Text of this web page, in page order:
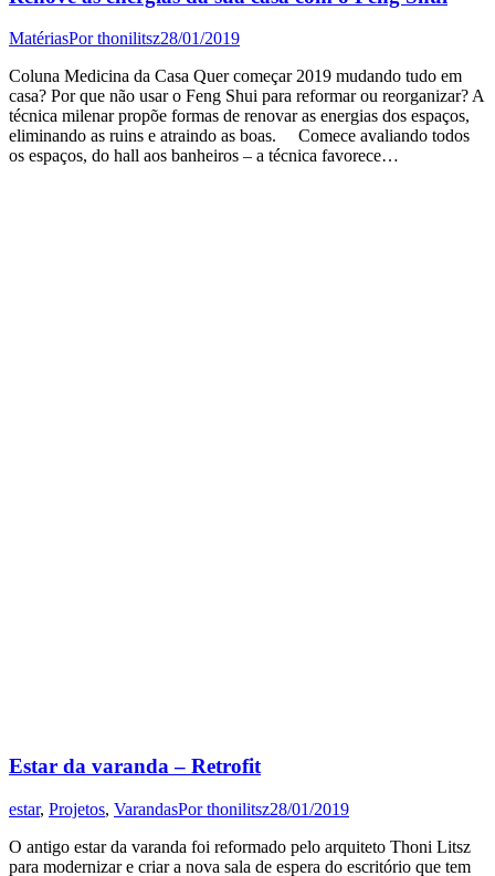
MatériasPorthonilitsz28/01/2019
Coluna Medicina da Casa Quer começar 2019 mudando tudo em
casa? Por que não usar o Feng Shui para reformar ou reorganizar? A
técnica milenar propõe formas de renovar as energias dos espaços,
eliminando as ruins e atraindo as boas. Comece avaliando todos
os espaços, do hall aos banheiros – a técnica favorece…
Estar da varanda – Retrofit
estar, Projetos, VarandasPorthonilitsz28/01/2019
O antigo estar da varanda foi reformado pelo arquiteto Thoni Litsz
para modernizar e criar a nova sala de espera do escritório que tem